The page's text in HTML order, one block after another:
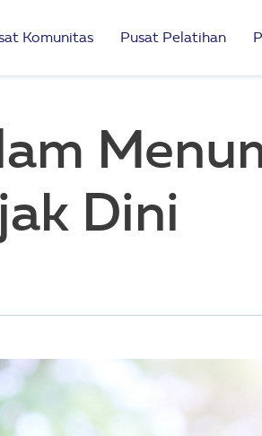
Komunitas Pusat Pelatihan
Dini